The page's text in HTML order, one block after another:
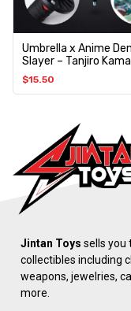
Umbrella x Anime
Slayer – Tanjiro
$15.50
Jintan Toys sells you
collectibles including
weapons, jewelries,
more.